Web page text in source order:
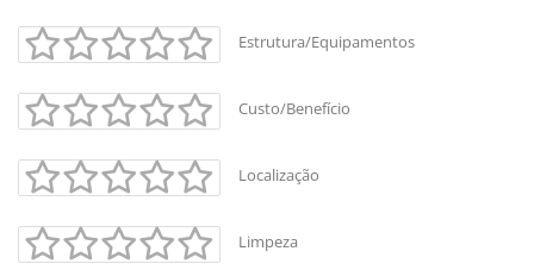
Estrutura/Equipamentos
Custo/Benefício
Localização
Limpeza